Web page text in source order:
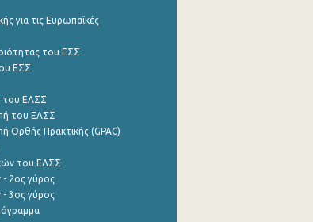
για τις Ευρωπαϊκές
του ΕΣΣ
ΕΣΣ
του ΕΛΣΣ
του ΕΛΣΣ
Ορθής Πρακτικής (GPAC)
του ΕΛΣΣ
2ος γύρος
3ος γύρος